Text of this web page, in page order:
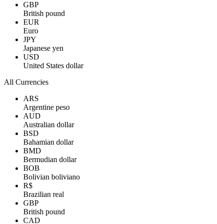
GBP
British pound
EUR
Euro
JPY
Japanese yen
USD
United States dollar
All Currencies
ARS
Argentine peso
AUD
Australian dollar
BSD
Bahamian dollar
BMD
Bermudian dollar
BOB
Bolivian boliviano
R$
Brazilian real
GBP
British pound
CAD